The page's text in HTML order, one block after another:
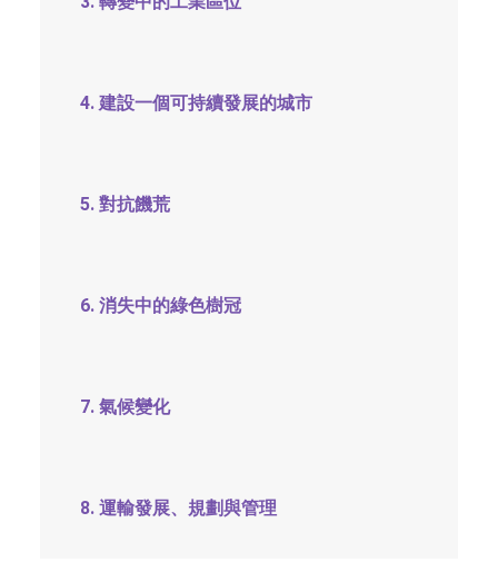
4. 建設一個可持續發展的城市
5. 對抗饑荒
6. 消失中的綠色樹冠
7. 氣候變化
8. 運輸發展、規劃與管理